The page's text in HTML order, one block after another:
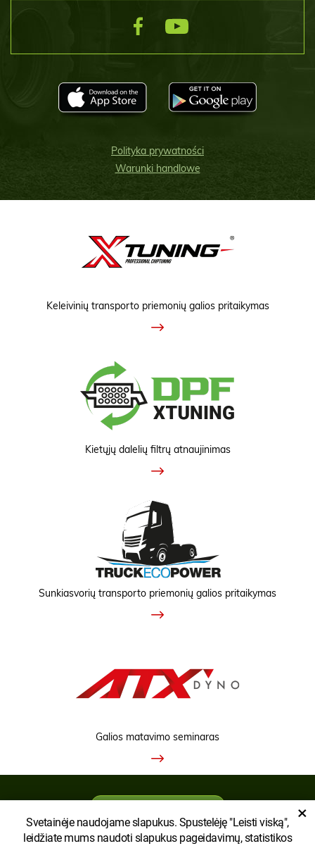
Svetainėje naudojame slapukus. Spustelėję "Leisti viską",
leidžiate mums naudoti slapukus pageidavimų, statistikos
×
Polityka prywatności
Warunki handlowe
Keleivinių transporto priemonių galios pritaikymas
Kietųjų dalelių filtrų atnaujinimas
Sunkiasvorių transporto priemonių galios pritaikymas
Galios matavimo seminaras